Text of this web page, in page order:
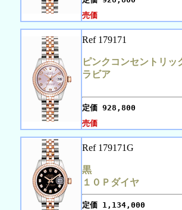
売価
Ref 179171
ピンクコンセントリッ
ラビア
定価 928,800
売価
Ref 179171G
黒
１０Ｐダイヤ
定価 1,134,000